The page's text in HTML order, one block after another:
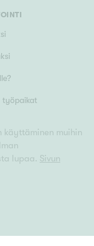
työpaikat
käyttäminen muihin
lupaa. Sivun